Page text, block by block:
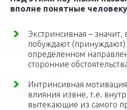
вполне понятные
Экстринсивная –
побуждают (принуждают)
определенном
сторонние
Интринсивная мотивация
влияния извне, т.е.
вытекающие из самого